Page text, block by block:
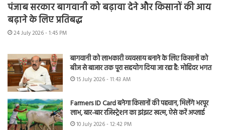
पंजाब सरकार बागवानी को बढ़ावा देने और किसानों की आय
बढ़ाने के लिए प्रतिबद्ध
24 July 2026 - 1:45 PM
बागवानी को लाभकारी व्यवसाय बनाने के लिए किसानों को
बीज से बाजार तक पूरा सहयोग दिया जा रहा है: मोहिंदर भगत
15 July 2026 - 11:43 AM
Farmers ID Card बनेगा किसानों की पहचान, मिलेंगे भरपूर
लाभ, बार-बार रजिस्ट्रेशन का झंझट खत्म, ऐसे करें अप्लाई
10 July 2026 - 12:42 PM